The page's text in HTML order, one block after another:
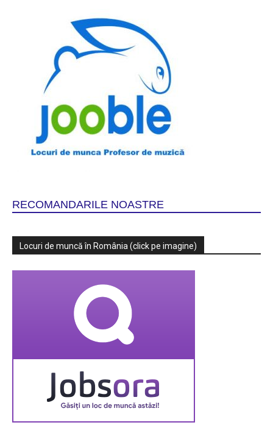
RECOMANDARILE NOASTRE
Locuri de muncă în România (click pe imagine)